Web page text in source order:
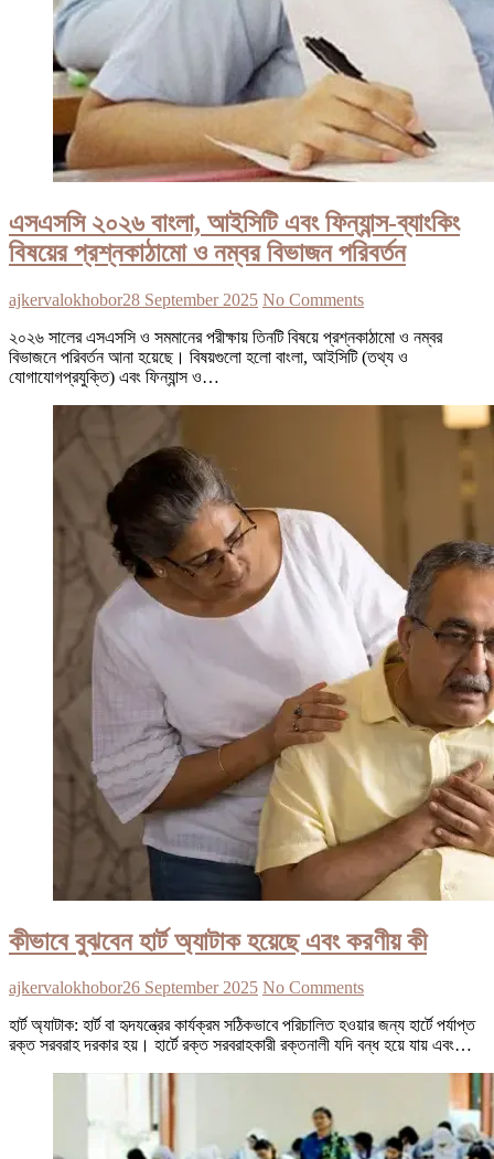
এসএসসি ২০২৬ বাংলা, আইসিটি এবং ফিন্যান্স-ব্যাংকিং
বিষয়ের প্রশ্নকাঠামো ও নম্বর বিভাজন পরিবর্তন
ajkervalokhobor28 September 2025 No Comments
২০২৬ সালের এসএসসি ও সমমানের পরীক্ষায় তিনটি বিষয়ে প্রশ্নকাঠামো ও নম্বর
বিভাজনে পরিবর্তন আনা হয়েছে। বিষয়গুলো হলো বাংলা, আইসিটি (তথ্য ও
যোগাযোগপ্রযুক্তি) এবং ফিন্যান্স ও…
কীভাবে বুঝবেন হার্ট অ্যাটাক হয়েছে এবং করণীয় কী
ajkervalokhobor26 September 2025 No Comments
হার্ট অ্যাটাক: হার্ট বা হৃদযন্ত্রের কার্যক্রম সঠিকভাবে পরিচালিত হওয়ার জন্য হার্টে পর্যাপ্ত
রক্ত সরবরাহ দরকার হয়। হার্টে রক্ত সরবরাহকারী রক্তনালী যদি বন্ধ হয়ে যায় এবং…